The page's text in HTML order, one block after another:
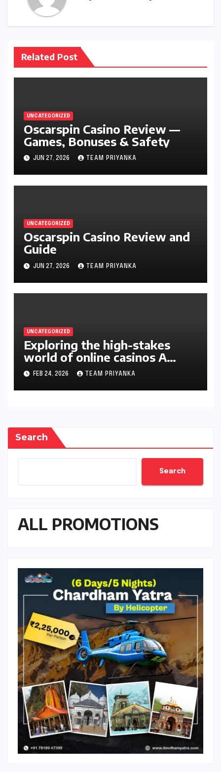
Related Post
UNCATEGORIZED
Oscarspin Casino Review —
Games, Bonuses & Safety
JUN 27, 2026 TEAM PRIYANKA
UNCATEGORIZED
Oscarspin Casino Review and
Guide
JUN 27, 2026 TEAM PRIYANKA
UNCATEGORIZED
Exploring the high-stakes
world of online casinos A
gambler’s guide
FEB 24, 2026 TEAM PRIYANKA
Search
Search
ALL PROMOTIONS